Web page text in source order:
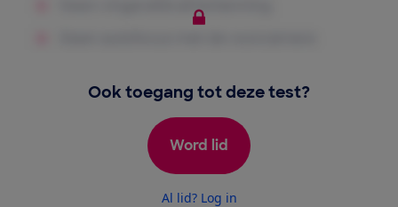
Ook toegang tot deze test?
Word lid
Al lid? Log in